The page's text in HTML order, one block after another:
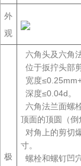
外
观
极
六角头及六角
位于扳拧头部
宽度
深度≤0.04d。
六角法兰面螺
顶面的顶圆（倒
对角上的剪切
寸。
螺栓和螺钉凹